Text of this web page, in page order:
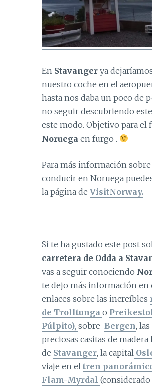
En Stavangerya
nuestro coche en el
hasta nos daba un poco de
no seguir descubriendo
este modo. Objetivo para el
Noruega en furgo .
Para más información sobre
conducir en Noruega
la página de VisitNorway.
Si te ha gustado este post
carretera de Odda a
vas a seguir conociendo
te dejo más información en
enlaces sobre las increíbles
de Trolltunga o
Púlpito), sobre Bergen, las
preciosas casitas de madera
de Stavanger, la capital
viaje en el tren
Flam-Myrdal (considerado